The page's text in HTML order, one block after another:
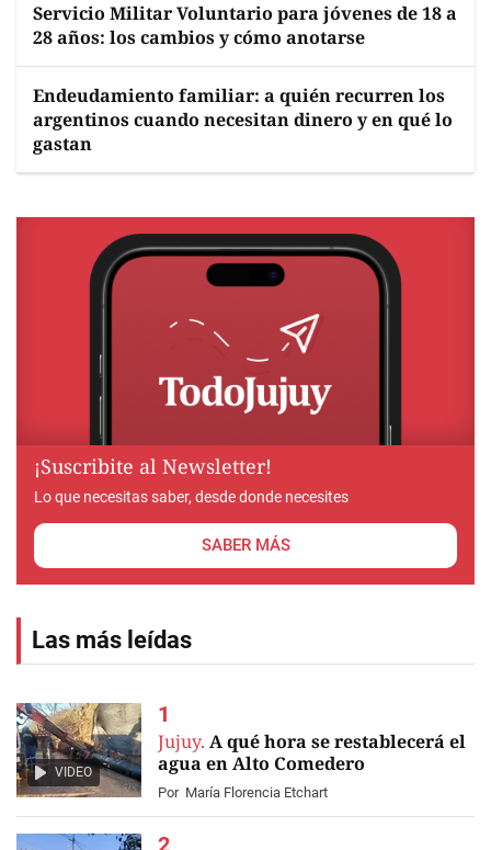
Servicio Militar Voluntario para jóvenes de 18 a
28 años: los cambios y cómo anotarse
Endeudamiento familiar: a quién recurren los
argentinos cuando necesitan dinero y en qué lo
gastan
¡Suscribite al Newsletter!
Lo que necesitas saber, desde donde necesites
SABER MÁS
Las más leídas
VIDEO
Jujuy. A qué hora se restablecerá el
agua en Alto Comedero
Por María Florencia Etchart